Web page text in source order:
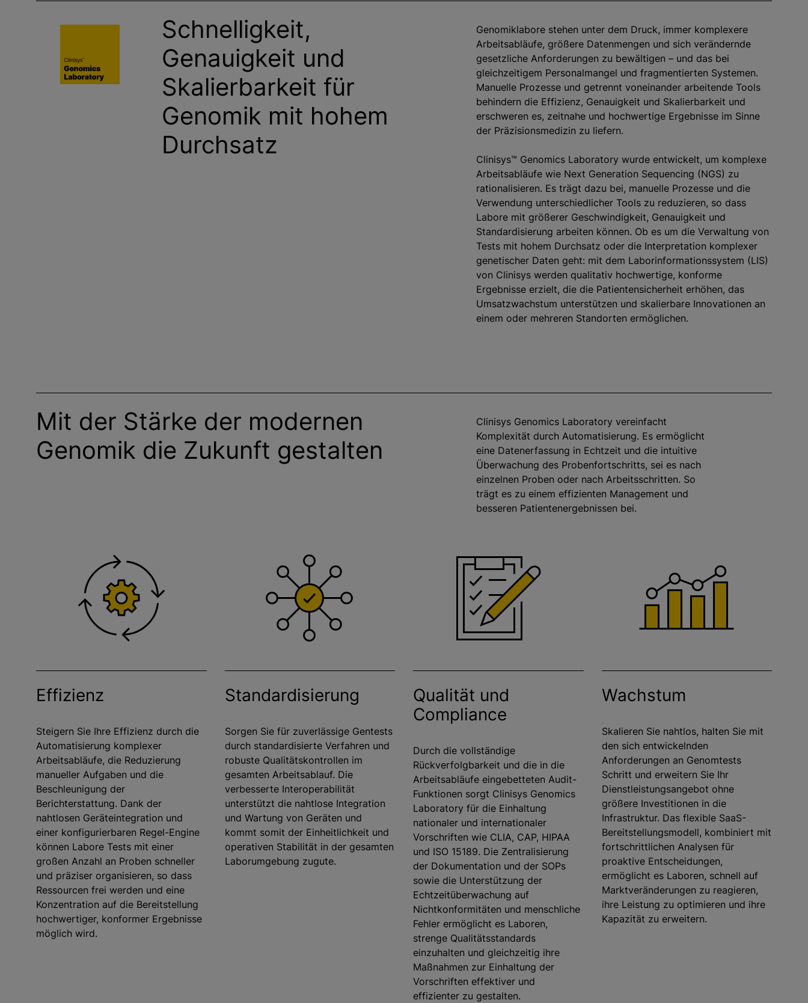
Schnelligkeit,
Genauigkeit und
Skalierbarkeit für
Genomik mit hohem
Durchsatz
Genomiklabore stehen unter dem Druck, immer komplexere
Arbeitsabläufe, größere Datenmengen und sich verändernde
gesetzliche Anforderungen zu bewältigen – und das bei
gleichzeitigem Personalmangel und fragmentierten Systemen.
Manuelle Prozesse und getrennt voneinander arbeitende Tools
behindern die Effizienz, Genauigkeit und Skalierbarkeit und
erschweren es, zeitnahe und hochwertige Ergebnisse im Sinne
der Präzisionsmedizin zu liefern.
Clinisys™ Genomics Laboratory wurde entwickelt, um komplexe
Arbeitsabläufe wie Next Generation Sequencing (NGS) zu
rationalisieren. Es trägt dazu bei, manuelle Prozesse und die
Verwendung unterschiedlicher Tools zu reduzieren, so dass
Labore mit größerer Geschwindigkeit, Genauigkeit und
Standardisierung arbeiten können. Ob es um die Verwaltung von
Tests mit hohem Durchsatz oder die Interpretation komplexer
genetischer Daten geht: mit dem Laborinformationssystem (LIS)
von Clinisys werden qualitativ hochwertige, konforme
Ergebnisse erzielt, die die Patientensicherheit erhöhen, das
Umsatzwachstum unterstützen und skalierbare Innovationen an
einem oder mehreren Standorten ermöglichen.
Mit der Stärke der modernen
Genomik die Zukunft gestalten
Clinisys Genomics Laboratory vereinfacht
Komplexität durch Automatisierung. Es ermöglicht
eine Datenerfassung in Echtzeit und die intuitive
Überwachung des Probenfortschritts, sei es nach
einzelnen Proben oder nach Arbeitsschritten. So
trägt es zu einem effizienten Management und
besseren Patientenergebnissen bei.
Effizienz
Steigern Sie Ihre Effizienz durch die
Automatisierung komplexer
Arbeitsabläufe, die Reduzierung
manueller Aufgaben und die
Beschleunigung der
Berichterstattung. Dank der
nahtlosen Geräteintegration und
einer konfigurierbaren Regel-Engine
können Labore Tests mit einer
großen Anzahl an Proben schneller
und präziser organisieren, so dass
Ressourcen frei werden und eine
Konzentration auf die Bereitstellung
hochwertiger, konformer Ergebnisse
möglich wird.
Standardisierung
Sorgen Sie für zuverlässige Gentests
durch standardisierte Verfahren und
robuste Qualitätskontrollen im
gesamten Arbeitsablauf. Die
verbesserte Interoperabilität
unterstützt die nahtlose Integration
und Wartung von Geräten und
kommt somit der Einheitlichkeit und
operativen Stabilität in der gesamten
Laborumgebung zugute.
Qualität und
Compliance
Durch die vollständige
Rückverfolgbarkeit und die in die
Arbeitsabläufe eingebetteten Audit-
Funktionen sorgt Clinisys Genomics
Laboratory für die Einhaltung
nationaler und internationaler
Vorschriften wie CLIA, CAP, HIPAA
und ISO 15189. Die Zentralisierung
der Dokumentation und der SOPs
sowie die Unterstützung der
Echtzeitüberwachung auf
Nichtkonformitäten und menschliche
Fehler ermöglicht es Laboren,
strenge Qualitätsstandards
einzuhalten und gleichzeitig ihre
Maßnahmen zur Einhaltung der
Vorschriften effektiver und
effizienter zu gestalten.
Wachstum
Skalieren Sie nahtlos, halten Sie mit
den sich entwickelnden
Anforderungen an Genomtests
Schritt und erweitern Sie Ihr
Dienstleistungsangebot ohne
größere Investitionen in die
Infrastruktur. Das flexible SaaS-
Bereitstellungsmodell, kombiniert mit
fortschrittlichen Analysen für
proaktive Entscheidungen,
ermöglicht es Laboren, schnell auf
Marktveränderungen zu reagieren,
ihre Leistung zu optimieren und ihre
Kapazität zu erweitern.